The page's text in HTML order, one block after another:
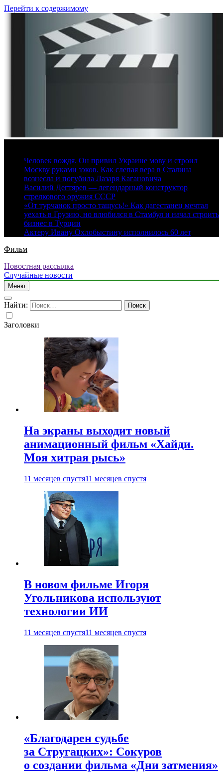
Перейти к содержимому
Человек вождя. Он привил Украине мову и строил
Москву руками зэков. Как слепая вера в Сталина
вознесла и погубила Лазаря Кагановича
Василий Дегтярев — легендарный конструктор
стрелкового оружия СССР
«От турчанок просто тащусь!» Как дагестанец мечтал
уехать в Грузию, но влюбился в Стамбул и начал строить
бизнес в Турции
Актеру Ивану Охлобыстину исполнилось 60 лет
Фильм
Новостная рассылка
Случайные новости
Меню
Найти:
Заголовки
На экраны выходит новый
анимационный фильм «Хайди.
Моя хитрая рысь»
11 месяцев спустя11 месяцев спустя
В новом фильме Игоря
Угольникова используют
технологии ИИ
11 месяцев спустя11 месяцев спустя
«Благодарен судьбе
за Стругацких»: Сокуров
о создании фильма «Дни затмения»